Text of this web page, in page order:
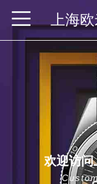
上海
欢迎访